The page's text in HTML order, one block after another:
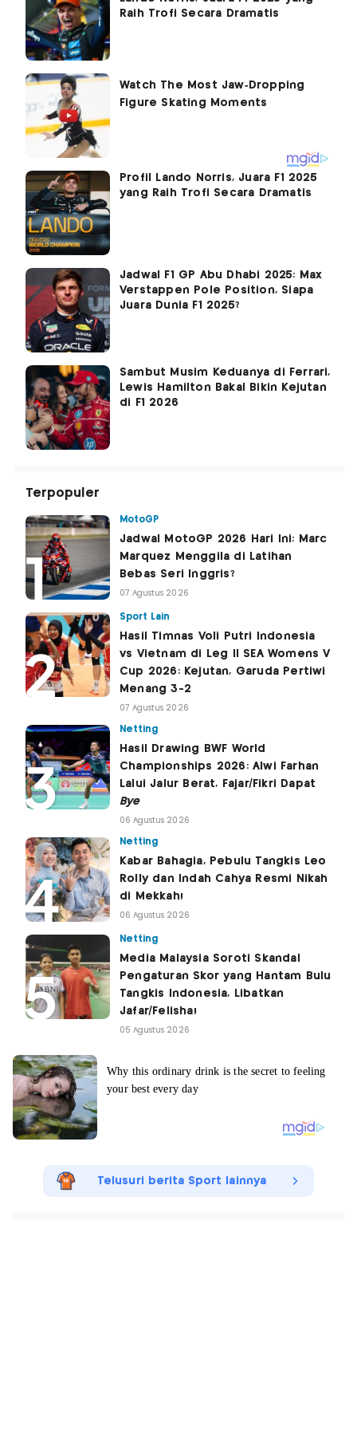
Raih Trofi Secara Dramatis
Profil Lando Norris, Juara F1 2025
yang Raih Trofi Secara Dramatis
Jadwal F1 GP Abu Dhabi 2025: Max
Verstappen Pole Position, Siapa
Juara Dunia F1 2025?
Sambut Musim Keduanya di Ferrari,
Lewis Hamilton Bakal Bikin Kejutan
di F1 2026
Terpopuler
MotoGP
Jadwal MotoGP 2026 Hari Ini: Marc
Marquez Menggila di Latihan
Bebas Seri Inggris?
07 Agustus 2026
Sport Lain
Hasil Timnas Voli Putri Indonesia
vs Vietnam di Leg II SEA Womens V
Cup 2026: Kejutan, Garuda Pertiwi
Menang 3-2
07 Agustus 2026
Netting
Hasil Drawing BWF World
Championships 2026: Alwi Farhan
Lalui Jalur Berat, Fajar/Fikri Dapat
Bye
06 Agustus 2026
Netting
Kabar Bahagia, Pebulu Tangkis Leo
Rolly dan Indah Cahya Resmi Nikah
di Mekkah!
06 Agustus 2026
Netting
Media Malaysia Soroti Skandal
Pengaturan Skor yang Hantam Bulu
Tangkis Indonesia, Libatkan
Jafar/Felisha!
05 Agustus 2026
Telusuri berita Sport lainnya